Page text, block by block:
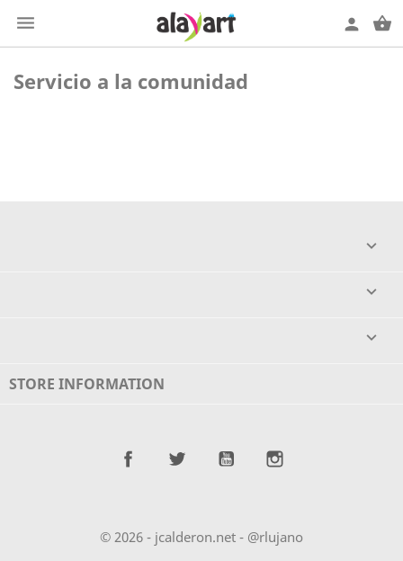
 shopping_basket
person
Servicio a la comunidad



STORE INFORMATION
Facebook Twitter YouTube
© 2026 - jcalderon.net - @rlujano